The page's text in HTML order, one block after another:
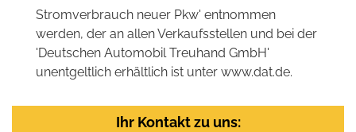
Stromverbrauch neuer Pkw' entnommen
werden, der an allen Verkaufsstellen und bei der
'Deutschen Automobil Treuhand GmbH'
unentgeltlich erhältlich ist unter www.dat.de.
Ihr Kontakt zu uns: